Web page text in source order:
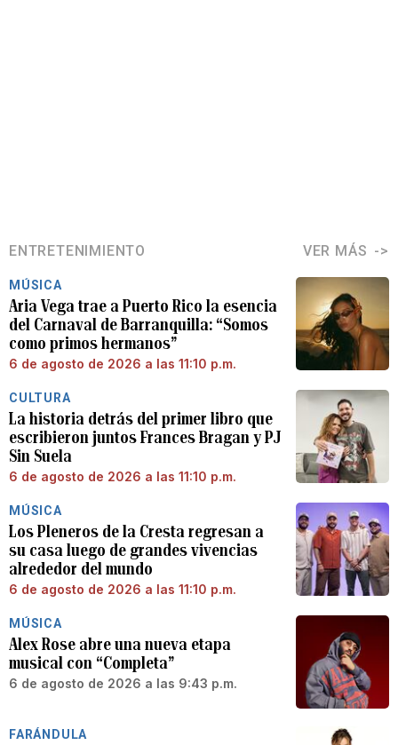
ENTRETENIMIENTO VER MÁS
MÚSICA
Aria Vega trae a Puerto Rico la esencia
del Carnaval de Barranquilla: “Somos
como primos hermanos”
6 de agosto de 2026 a las 11:10 p.m.
CULTURA
La historia detrás del primer libro que
escribieron juntos Frances Bragan y PJ
Sin Suela
6 de agosto de 2026 a las 11:10 p.m.
MÚSICA
Los Pleneros de la Cresta regresan a
su casa luego de grandes vivencias
alrededor del mundo
6 de agosto de 2026 a las 11:10 p.m.
MÚSICA
Alex Rose abre una nueva etapa
musical con “Completa”
6 de agosto de 2026 a las 9:43 p.m.
FARÁNDULA